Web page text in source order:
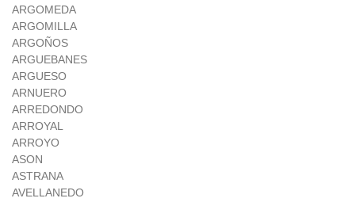
ARGOMEDA
ARGOMILLA
ARGOÑOS
ARGUEBANES
ARGUESO
ARNUERO
ARREDONDO
ARROYAL
ARROYO
ASON
ASTRANA
AVELLANEDO